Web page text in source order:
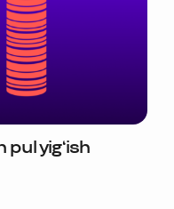
yig‘ish